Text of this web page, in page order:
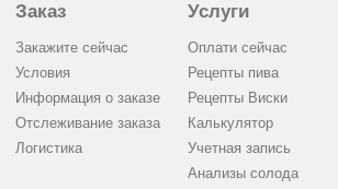
Заказ
Закажите сейчас
Условия
Информация о заказе
Отслеживание заказа
Логистика
Услуги
Оплати сейчас
Рецепты пива
Рецепты Виски
Калькулятор
Учетная запись
Анализы солода